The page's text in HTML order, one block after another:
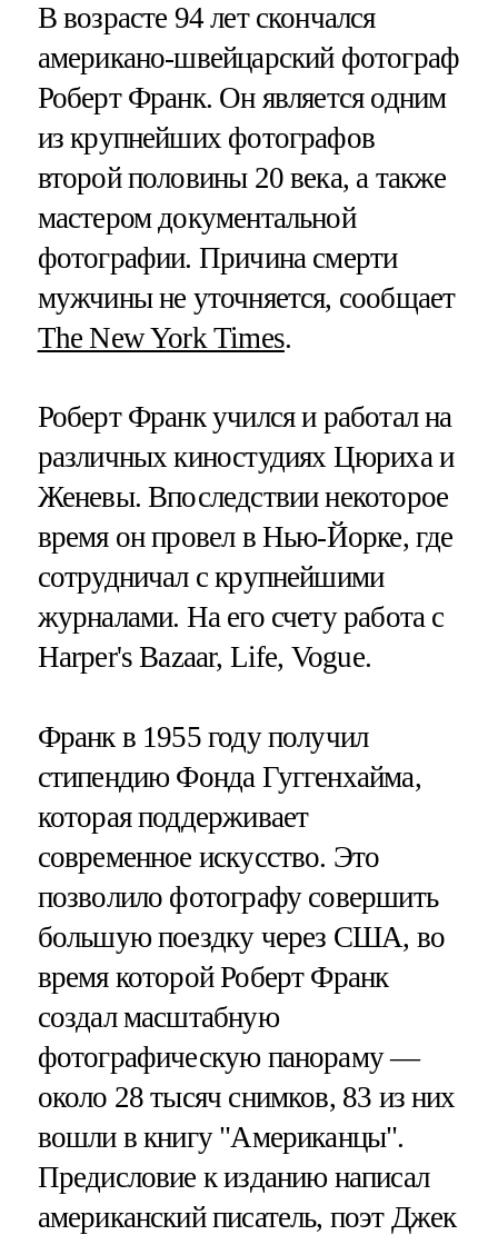
В возрасте 94 лет скончался
американо-швейцарский фотограф
Роберт Франк. Он является одним
из крупнейших фотографов
второй половины 20 века, а также
мастером документальной
фотографии. Причина смерти
мужчины не уточняется, сообщает
The New York Times.
Роберт Франк учился и работал на
различных киностудиях Цюриха и
Женевы. Впоследствии некоторое
время он провел в Нью-Йорке, где
сотрудничал с крупнейшими
журналами. На его счету работа с
Harper's Bazaar, Life, Vogue.
Франк в 1955 году получил
стипендию Фонда Гуггенхайма,
которая поддерживает
современное искусство. Это
позволило фотографу совершить
большую поездку через США, во
время которой Роберт Франк
создал масштабную
фотографическую панораму —
около 28 тысяч снимков, 83 из них
вошли в книгу "Американцы".
Предисловие к изданию написал
американский писатель, поэт Джек